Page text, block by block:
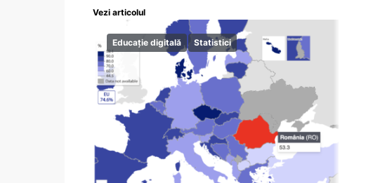
Vezi articolul
Educație digitală Statistici